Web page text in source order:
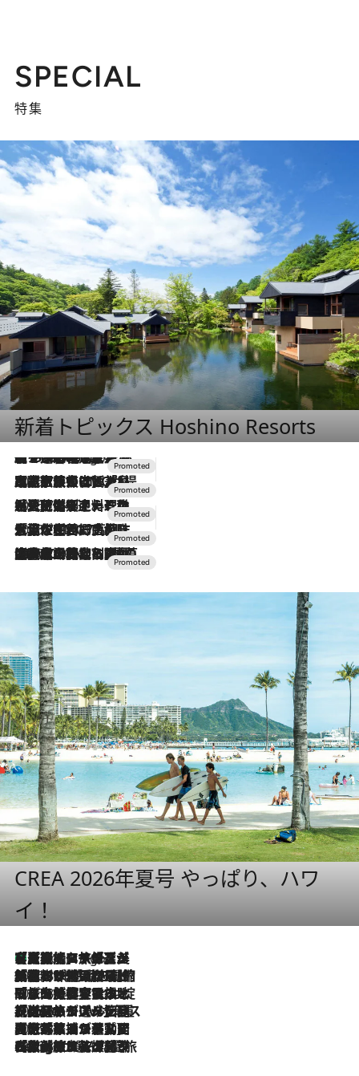
SPECIAL
特集
新着トピックス Hoshino Resorts
6 Hours Ago
【トンボの足水浴】ヒノキの香りに包まれて涼感マックス！約13℃の湧水かけ流しを避暑地「星野温泉 トンボの湯」で体験
2026.7.31
【ホテル帰省】という選択肢をOMOが提案。家族とほどよい距離を保つには「昼は実家、夜は気兼ねなくホテルで！」
2026.7.24
【夏限定ディナーコース】旬を迎える稚鮎や花ズッキーニなどをイタリア・トスカーナの郷土料理の手法で満喫！
2026.7.17
「土佐和ハーブかき氷」がOMO7高知に登場！生姜、山椒、大葉など目にも舌にも涼を呼ぶ郷土の味
2026.7.10
NEW OPEN！【界 草津】名湯の地に誕生。趣の異なる2種の温泉と上州ならではの会席・蕎麦割烹など美食を味わう究極の癒やし旅
CREA 2026年夏号 やっぱり、ハワ
イ！
8 Hours Ago
【厳選旅コスメ】「多機能アイテムがメイン！」旅好き美容エディターが選んだ夏旅ベストコスメを発表【Mサイズジップ】
2026.8.6
「荷物が増えるほど旅ストレスは増す」美容ジャーナリストがたどり着いた最終結論。“化粧品を劇的に減らす”感動の凝縮美容とは
2026.8.6
「旅先には金髪ウィッグを持参」日本と同じメイクでは損してる!? 美容ジャーナリストが提案する“掟破りの旅美容”とは
2026.8.6
【厳選旅コスメ】「身軽さ＆UV対策重視！」ヘアアーティストshucoが選んだ夏旅ベストコスメを発表【Mサイズジップ】
2026.8.5
【厳選旅コスメ】国内をあちこち移動する河井菜摘が選んだ夏旅ベストコスメ発表！「リラックスアイテムはマスト」【Mサイズジップ】
2026.8.4
【厳選旅コスメ】「紫外線＆乾燥対策しながらメイク感も！」ヘア＆メイクGeorgeが選んだ夏旅ベストコスメを発表！【Mサイズジップ】